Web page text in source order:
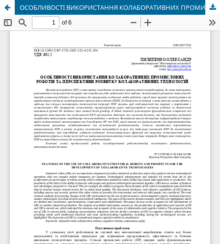
ОСОБЛИВОСТІ ВИКОРИСТАННЯ КОЛАБОРАТИВНИХ ПРОМИСЛОВИХ РОБОТІВ ТА ПЕРСПЕКТИВИ РОЗВИТКУ КОЛАБОРАТИВНИХ ТЕХНОЛОГІЙ